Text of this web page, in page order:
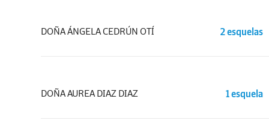
DOÑA ÁNGELA CEDRÚN OTÍ 2 esquelas
DOÑA AUREA DIAZ DIAZ 1 esquela